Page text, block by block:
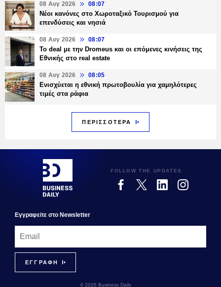
08 Αυγ 2026 08:07
Νέοι κανόνες στο Χωροταξικό Τουρισμού για
επενδύσεις και νησιά
08 Αυγ 2026 08:07
Το deal με την Dromeus και οι επόμενες κινήσεις της
Εθνικής στο real estate
08 Αυγ 2026 08:05
Ενισχύεται η εθνική πρωτοβουλία για χαμηλότερες
τιμές στα ράφια
ΠΕΡΙΣΣΟΤΕΡΑ
FOLLOW THE UPDATES
Εγγραφεiτε στο Newsletter
© 2026 Business Daily